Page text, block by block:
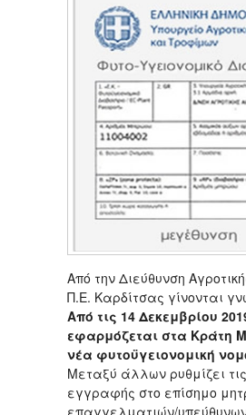
Από την Διεύθυνση
Π.Ε. Καρδίτσας γίνονται
Από τις 14 Δεκεμβρίου
εφαρμόζεται στα Κράτη
νέα φυτοϋγειονομική
Μεταξύ άλλων ρυθμίζει
εγγραφής στο επίσημο